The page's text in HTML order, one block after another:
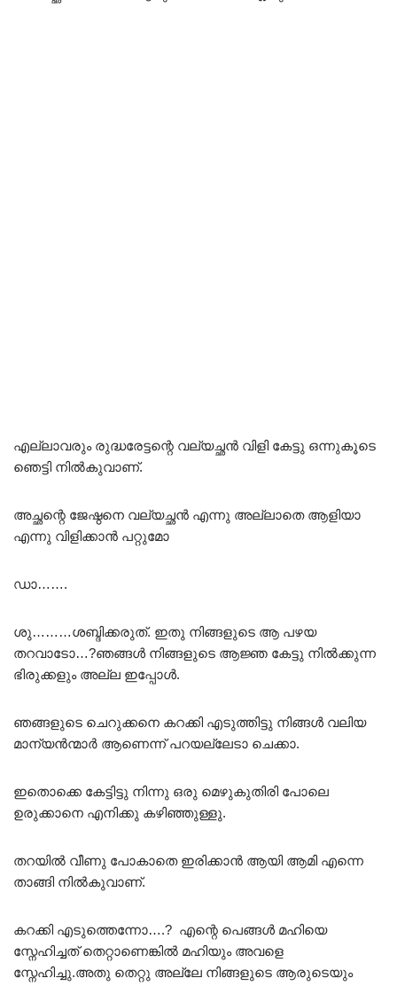
എല്ലാവരും രുദ്ധരേട്ടന്റെ വല്യച്ഛൻ വിളി കേട്ടു ഒന്നുകൂടെ
ഞെട്ടി നിൽകുവാണ്.
അച്ഛന്റെ ജേഷ്ഠനെ വല്യച്ഛൻ എന്നു അല്ലാതെ ആളിയാ
എന്നു വിളിക്കാൻ പറ്റുമോ
ഡാ…….
ശു………ശബ്ദിക്കരുത്. ഇതു നിങ്ങളുടെ ആ പഴയ
തറവാടോ…?ഞങ്ങൾ നിങ്ങളുടെ ആജ്ഞ കേട്ടു നിൽക്കുന്ന
ഭിരുക്കളും അല്ല ഇപ്പോൾ.
ഞങ്ങളുടെ ചെറുക്കനെ കറക്കി എടുത്തിട്ടു നിങ്ങൾ വലിയ
മാന്യൻന്മാർ ആണെന്ന് പറയല്ലേടാ ചെക്കാ.
ഇതൊക്കെ കേട്ടിട്ടു നിന്നു ഒരു മെഴുകുതിരി പോലെ
ഉരുക്കാനെ എനിക്കു കഴിഞ്ഞുള്ളു.
തറയിൽ വീണു പോകാതെ ഇരിക്കാൻ ആയി ആമി എന്നെ
താങ്ങി നിൽകുവാണ്.
കറക്കി എടുത്തെന്നോ….? എന്റെ പെങ്ങൾ മഹിയെ
സ്നേഹിച്ചത് തെറ്റാണെങ്കിൽ മഹിയും അവളെ
സ്നേഹിച്ചു.അതു തെറ്റു അല്ലേ നിങ്ങളുടെ ആരുടെയും